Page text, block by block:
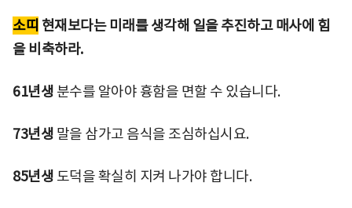
소띠 현재보다는 미래를 생각해 일을 추진하고 매사에 힘
을 비축하라.
61년생 분수를 알아야 흉함을 면할 수 있습니다.
73년생 말을 삼가고 음식을 조심하십시요.
85년생 도덕을 확실히 지켜 나가야 합니다.